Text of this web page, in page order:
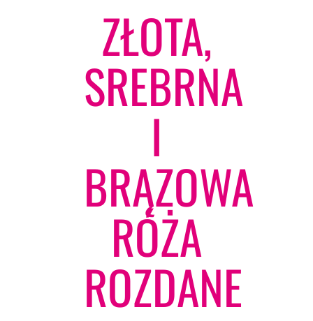
ZŁOTA,
SREBRNA
I
BRĄZOWA
RÓŻA
ROZDANE